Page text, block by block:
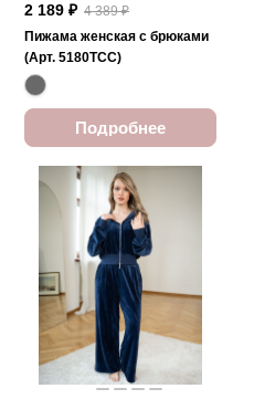
2 189 ₽ 4 389 ₽
Пижама женская с брюками
(Арт. 5180TCC)
Подробнее